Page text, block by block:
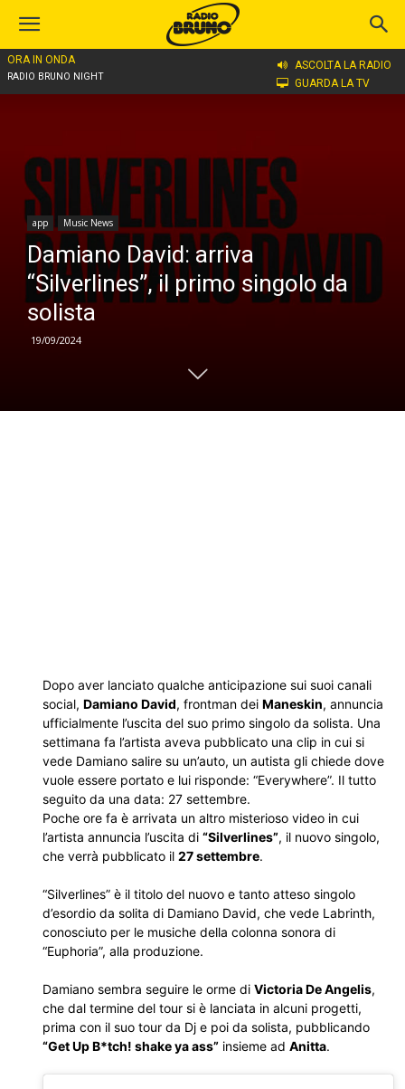
ORA IN ONDA
RADIO BRUNO NIGHT
ASCOLTA LA RADIO
GUARDA LA TV
Home
app Music News
Damiano David: arriva
“Silverlines”, il primo singolo da
solista
19/09/2024
Dopo aver lanciato qualche anticipazione sui suoi canali
social, Damiano David, frontman dei Maneskin, annuncia
ufficialmente l’uscita del suo primo singolo da solista. Una
settimana fa l’artista aveva pubblicato una clip in cui si
vede Damiano salire su un’auto, un autista gli chiede dove
vuole essere portato e lui risponde: “Everywhere”. Il tutto
seguito da una data: 27 settembre.
Poche ore fa è arrivata un altro misterioso video in cui
l’artista annuncia l’uscita di “Silverlines”, il nuovo singolo,
che verrà pubblicato il 27 settembre.
“Silverlines” è il titolo del nuovo e tanto atteso singolo
d’esordio da solita di Damiano David, che vede Labrinth,
conosciuto per le musiche della colonna sonora di
“Euphoria”, alla produzione.
Damiano sembra seguire le orme di Victoria De Angelis,
che dal termine del tour si è lanciata in alcuni progetti,
prima con il suo tour da Dj e poi da solista, pubblicando
“Get Up B*tch! shake ya ass” insieme ad Anitta.